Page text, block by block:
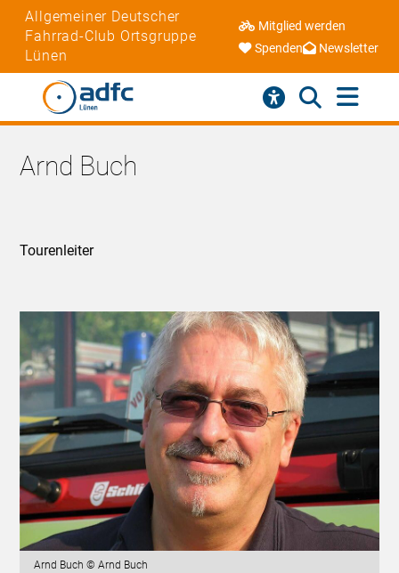
Allgemeiner Deutscher
Fahrrad-Club Ortsgruppe
Lünen
Mitglied werden
Spenden
Newsletter
Arnd Buch
Tourenleiter
Arnd Buch © Arnd Buch